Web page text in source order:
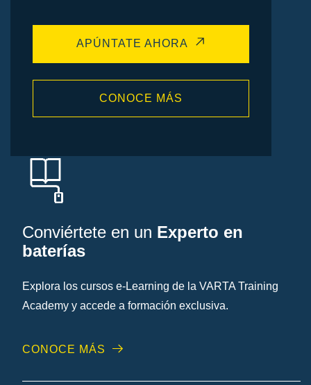
APÚNTATE AHORA
CONOCE MÁS
Conviértete en un Experto en
baterías
Explora los cursos e-Learning de la VARTA Training
Academy y accede a formación exclusiva.
CONOCE MÁS